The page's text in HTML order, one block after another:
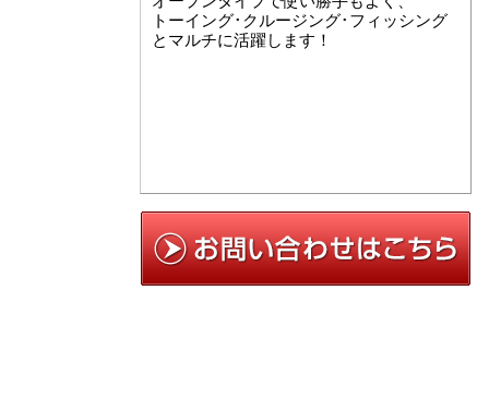
トーイング･クルージング･フィッシング
とマルチに活躍します！